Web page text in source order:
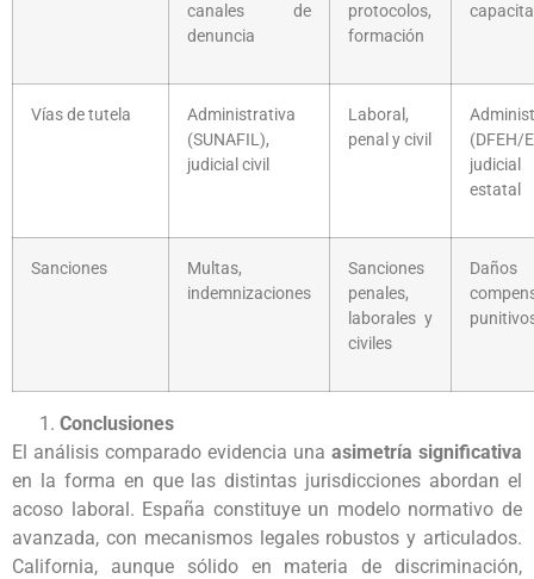
canales de
denuncia
protocolos,
formación
Vías de tutela
Administrativa
(SUNAFIL),
judicial civil
Laboral,
penal y civil
(DFEH/
estatal
Sanciones
Multas,
indemnizaciones
Sanciones
penales,
laborales y
civiles
Daños
Conclusiones
El análisis comparado evidencia una asimetría significativa
en la forma en que las distintas jurisdicciones abordan el
acoso laboral. España constituye un modelo normativo de
avanzada, con mecanismos legales robustos y articulados.
California, aunque sólido en materia de discriminación,